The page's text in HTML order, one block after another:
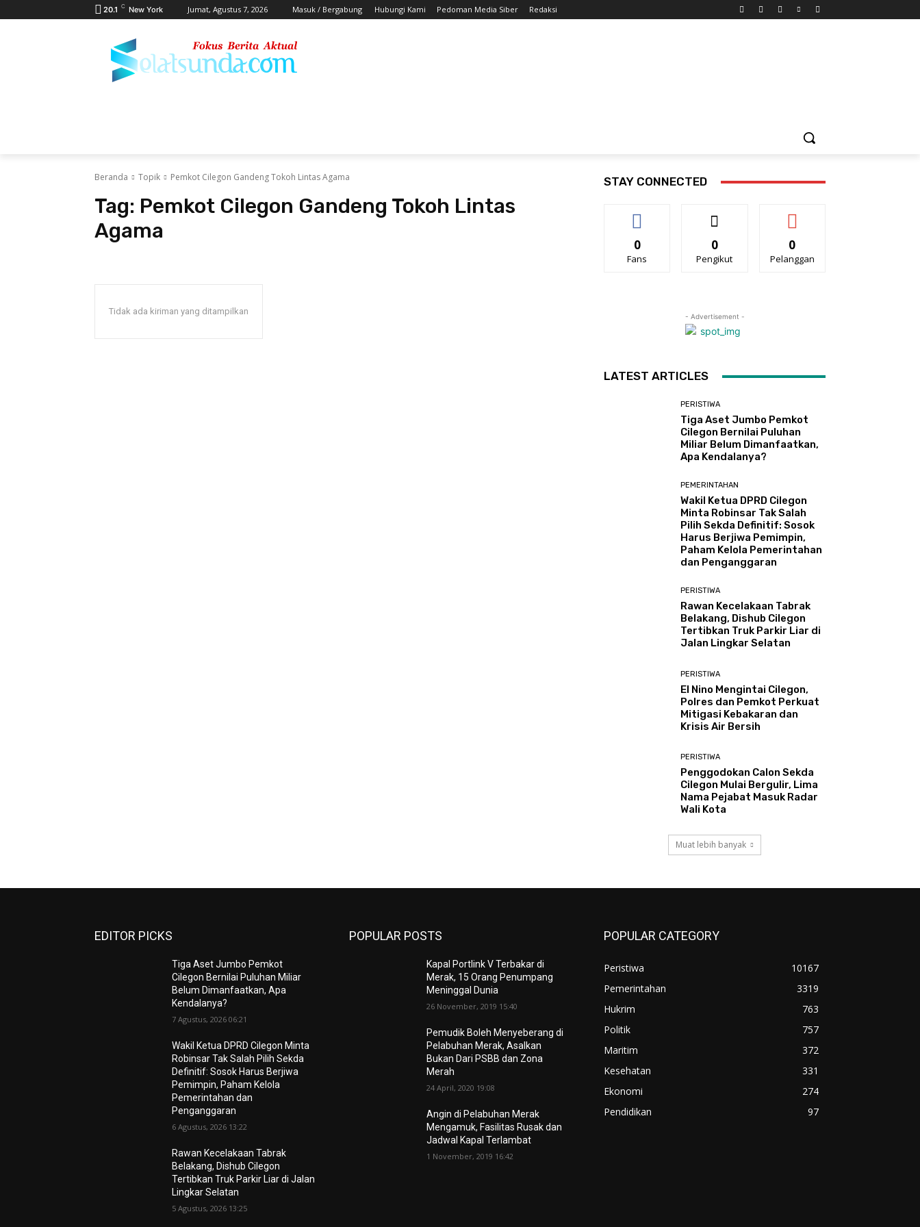
20.1 C New York Jumat, Agustus 7, 2026 Masuk / Bergabung Hubungi Kami Pedoman Media Siber Redaksi
Beranda Topik Pemkot Cilegon Gandeng Tokoh Lintas Agama
Tag: Pemkot Cilegon Gandeng Tokoh Lintas
Agama
Tidak ada kiriman yang ditampilkan
STAY CONNECTED
0
Fans
0
Pengikut
0
Pelanggan
- Advertisement -
LATEST ARTICLES
PERISTIWA
Tiga Aset Jumbo Pemkot
Cilegon Bernilai Puluhan
Miliar Belum Dimanfaatkan,
Apa Kendalanya?
PEMERINTAHAN
Wakil Ketua DPRD Cilegon
Minta Robinsar Tak Salah
Pilih Sekda Definitif: Sosok
Harus Berjiwa Pemimpin,
Paham Kelola Pemerintahan
dan Penganggaran
PERISTIWA
Rawan Kecelakaan Tabrak
Belakang, Dishub Cilegon
Tertibkan Truk Parkir Liar di
Jalan Lingkar Selatan
PERISTIWA
El Nino Mengintai Cilegon,
Polres dan Pemkot Perkuat
Mitigasi Kebakaran dan
Krisis Air Bersih
PERISTIWA
Penggodokan Calon Sekda
Cilegon Mulai Bergulir, Lima
Nama Pejabat Masuk Radar
Wali Kota
Muat lebih banyak
EDITOR PICKS
Tiga Aset Jumbo Pemkot
Cilegon Bernilai Puluhan Miliar
Belum Dimanfaatkan, Apa
Kendalanya?
7 Agustus, 2026 06:21
Wakil Ketua DPRD Cilegon Minta
Robinsar Tak Salah Pilih Sekda
Definitif: Sosok Harus Berjiwa
Pemimpin, Paham Kelola
Pemerintahan dan
Penganggaran
6 Agustus, 2026 13:22
Rawan Kecelakaan Tabrak
Belakang, Dishub Cilegon
Tertibkan Truk Parkir Liar di Jalan
Lingkar Selatan
5 Agustus, 2026 13:25
POPULAR POSTS
Kapal Portlink V Terbakar di
Merak, 15 Orang Penumpang
Meninggal Dunia
26 November, 2019 15:40
Pemudik Boleh Menyeberang di
Pelabuhan Merak, Asalkan
Bukan Dari PSBB dan Zona
Merah
24 April, 2020 19:08
Angin di Pelabuhan Merak
Mengamuk, Fasilitas Rusak dan
Jadwal Kapal Terlambat
1 November, 2019 16:42
POPULAR CATEGORY
Peristiwa
10167
Pemerintahan
3319
Hukrim
763
Politik
757
Maritim
372
Kesehatan
331
Ekonomi
274
Pendidikan
97